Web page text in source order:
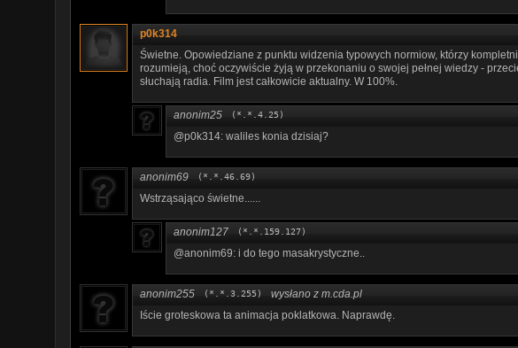
p0k314
Świetne. Opowiedziane z punktu widzenia typowych normiow, którzy
rozumieją, choć oczywiście żyją w przekonaniu o swojej pełnej wiedzy -
słuchają radia. Film jest całkowicie aktualny. W 100%.
anonim25 (*.*.4.25)
@p0k314: waliles konia dzisiaj?
anonim69 (*.*.46.69)
Wstrząsająco świetne......
anonim127 (*.*.159.127)
@anonim69: i do tego masakrystyczne..
anonim255 (*.*.3.255) wysłano z m.cda.pl
Iście groteskowa ta animacja poklatkowa. Naprawdę.